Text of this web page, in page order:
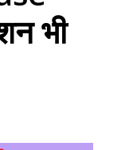
भी